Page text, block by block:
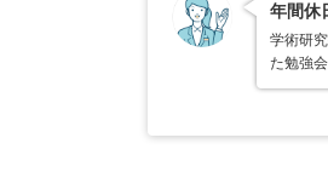
年間休
学術研
た勉強